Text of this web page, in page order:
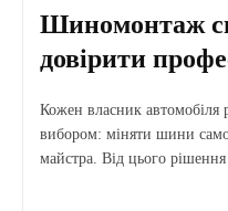
Шиномонтаж
довірити
Кожен власник автомобіля
вибором: міняти шини
майстра. Від цього